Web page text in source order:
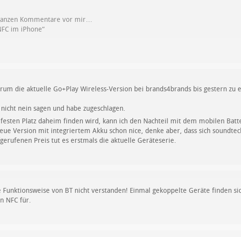
Kommentare vor mir…
im iPhone“
die aktuelle Go+Play Wireless-Version bei brands4brands bis gestern
nein sagen und habe zugeschlagen.
Platz daheim finden wird, kann ich den Nachteil mit dem mobilen
Version mit integriertem Akku schon nice, denke aber, dass sich
Preis tut es erstmals die aktuelle Geräteserie.
Funktionsweise von BT nicht verstanden! Einmal gekoppelte Geräte finden
NFC für.